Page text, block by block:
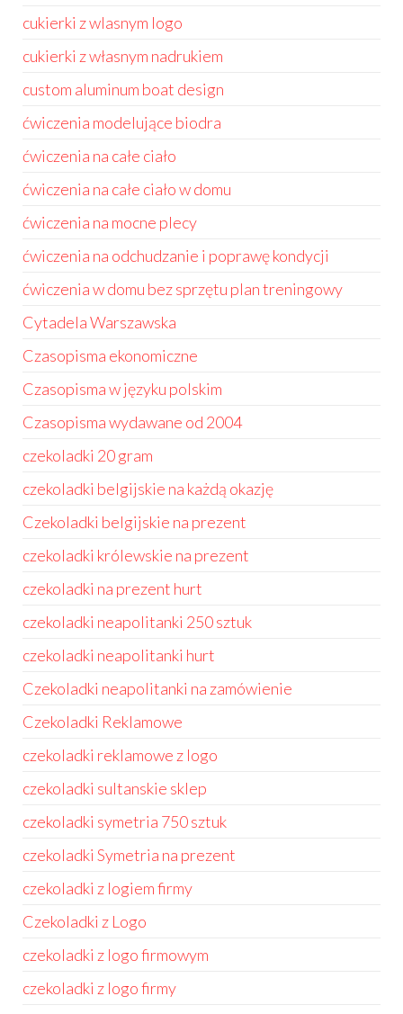
cukierki z wlasnym logo
cukierki z własnym nadrukiem
custom aluminum boat design
ćwiczenia modelujące biodra
ćwiczenia na całe ciało
ćwiczenia na całe ciało w domu
ćwiczenia na mocne plecy
ćwiczenia na odchudzanie i poprawę kondycji
ćwiczenia w domu bez sprzętu plan treningowy
Cytadela Warszawska
Czasopisma ekonomiczne
Czasopisma w języku polskim
Czasopisma wydawane od 2004
czekoladki 20 gram
czekoladki belgijskie na każdą okazję
Czekoladki belgijskie na prezent
czekoladki królewskie na prezent
czekoladki na prezent hurt
czekoladki neapolitanki 250 sztuk
czekoladki neapolitanki hurt
Czekoladki neapolitanki na zamówienie
Czekoladki Reklamowe
czekoladki reklamowe z logo
czekoladki sultanskie sklep
czekoladki symetria 750 sztuk
czekoladki Symetria na prezent
czekoladki z logiem firmy
Czekoladki z Logo
czekoladki z logo firmowym
czekoladki z logo firmy